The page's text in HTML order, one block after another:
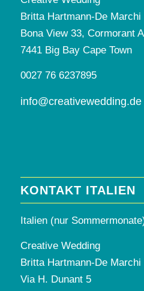
Britta Hartmann-De Marchi
Bona View 33, Cormorant
7441 Big Bay Cape Town
0027 76 6237895
info@creativewedding.de
KONTAKT ITALIEN
Italien (nur
Creative Wedding
Britta Hartmann-De Marchi
Via H. Dunant 5